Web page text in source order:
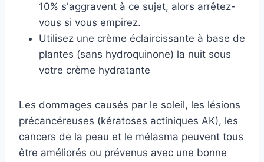
10% s'aggravent à ce sujet, alors arrêtez-
vous si vous empirez.
Utilisez une crème éclaircissante à base de
plantes (sans hydroquinone) la nuit sous
votre crème hydratante
Les dommages causés par le soleil, les lésions
précancéreuses (kératoses actiniques AK), les
cancers de la peau et le mélasma peuvent tous
être améliorés ou prévenus avec une bonne